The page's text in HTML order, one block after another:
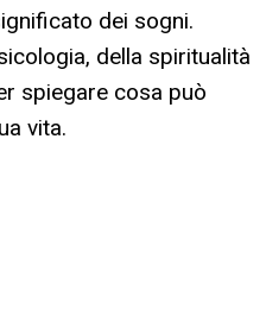
dei sogni.
della spiritualità
spiegare cosa può
vita.